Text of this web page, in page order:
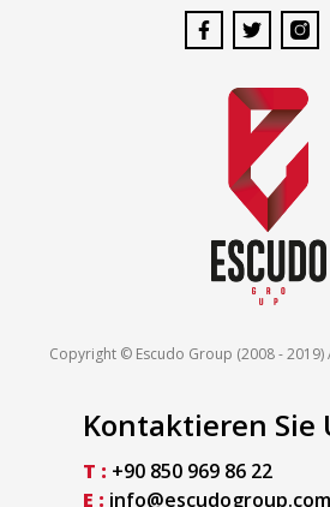
Copyright © Escudo Group (2008 - 2019)
Kontaktieren Sie
T : +90 850 969 86 22
E : info@escudogroup.com